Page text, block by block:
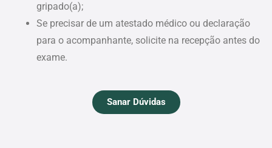
gripado(a);
Se precisar de um atestado médico ou declaração
para o acompanhante, solicite na recepção antes do
exame.
Sanar Dúvidas